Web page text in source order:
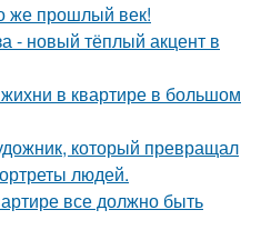
же прошлый век!
- новый тёплый акцент в
в квартире в большом
который превращал
людей.
все должно быть